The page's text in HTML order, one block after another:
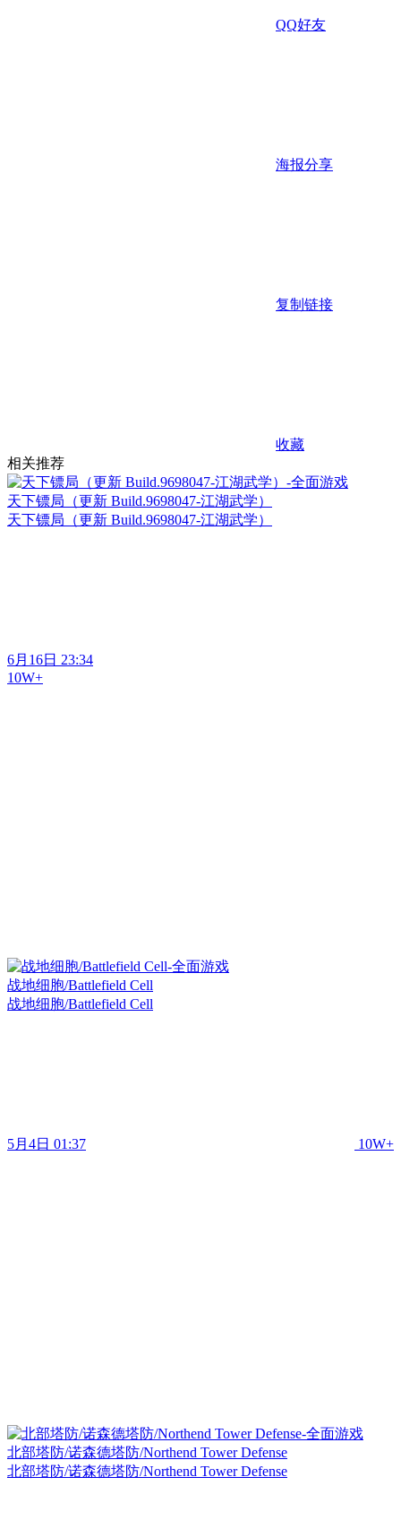
QQ好友
海报分享
复制链接
收藏
相关推荐
天下镖局（更新 Build.9698047-江湖武学）
天下镖局（更新 Build.9698047-江湖武学）
6月16日 23:34
10W+
战地细胞/Battlefield Cell
战地细胞/Battlefield Cell
5月4日 01:37 10W+
北部塔防/诺森德塔防/Northend Tower Defense
北部塔防/诺森德塔防/Northend Tower Defense